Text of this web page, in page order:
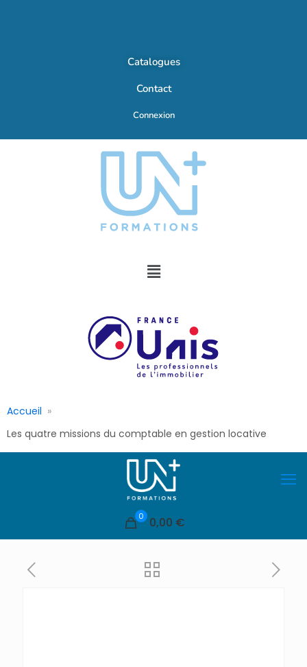
Catalogues
Contact
Connexion
Accueil
Les quatre missions du comptable en gestion locative
0 0,00 €